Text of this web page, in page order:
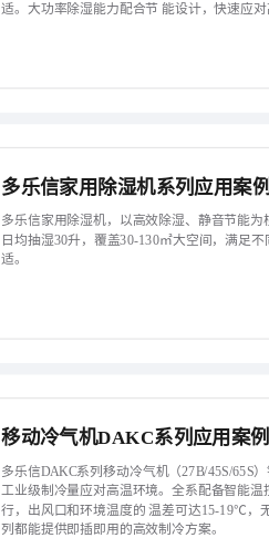
适。大功率除湿能力配合节 能设计，快速应
多乐信家用除湿机系列应用案例
多乐信家用除湿机，以高效除湿、静音节能为
日均抽湿30升，覆盖30-130㎡大空间，满足
适。
移动冷气机DAKC系列应用案例
多乐信DAKC系列移动冷气机（27B/45S/65S
工业级制冷量应对高温环境。全系配备智能
行，出风口和环境温度的 温差可达15-19℃，
列都能提供即插即用的高效制冷方案。